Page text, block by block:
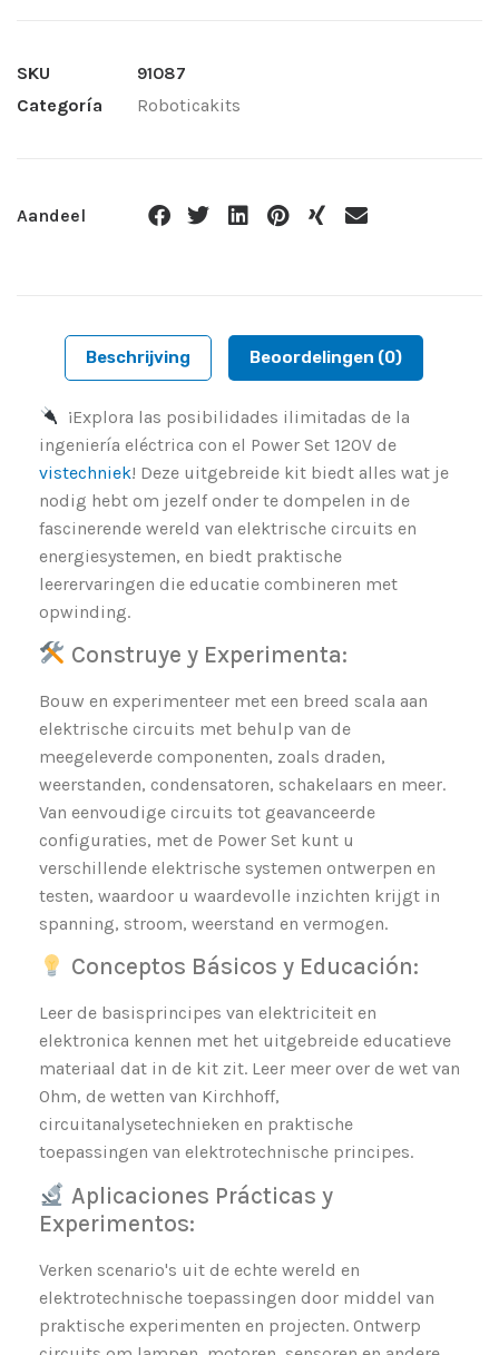
SKU
91087
Categoría
Roboticakits
Aandeel
Beschrijving Beoordelingen (0)
¡Explora las posibilidades ilimitadas de la
ingeniería eléctrica con el Power Set 120V de
vistechniek! Deze uitgebreide kit biedt alles wat je
nodig hebt om jezelf onder te dompelen in de
fascinerende wereld van elektrische circuits en
energiesystemen, en biedt praktische
leerervaringen die educatie combineren met
opwinding.
Construye y Experimenta:
Bouw en experimenteer met een breed scala aan
elektrische circuits met behulp van de
meegeleverde componenten, zoals draden,
weerstanden, condensatoren, schakelaars en meer.
Van eenvoudige circuits tot geavanceerde
configuraties, met de Power Set kunt u
verschillende elektrische systemen ontwerpen en
testen, waardoor u waardevolle inzichten krijgt in
spanning, stroom, weerstand en vermogen.
Conceptos Básicos y Educación:
Leer de basisprincipes van elektriciteit en
elektronica kennen met het uitgebreide educatieve
materiaal dat in de kit zit. Leer meer over de wet van
Ohm, de wetten van Kirchhoff,
circuitanalysetechnieken en praktische
toepassingen van elektrotechnische principes.
Aplicaciones Prácticas y
Experimentos:
Verken scenario's uit de echte wereld en
elektrotechnische toepassingen door middel van
praktische experimenten en projecten. Ontwerp